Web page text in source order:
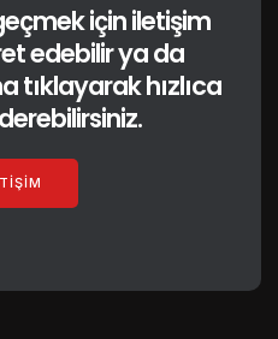
için iletişim
edebilir ya da
tıklayarak hızlıca